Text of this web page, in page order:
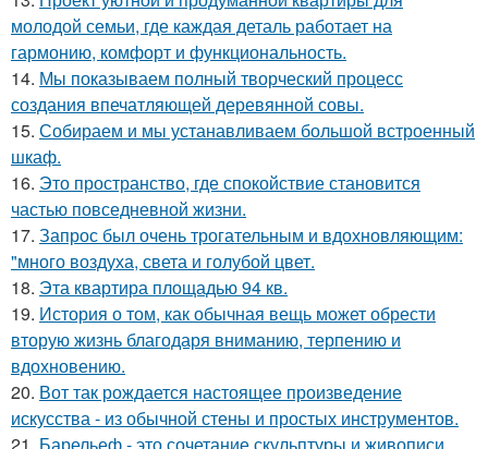
молодой семьи, где каждая деталь работает на
гармонию, комфорт и функциональность.
14. Мы показываем полный творческий процесс
создания впечатляющей деревянной совы.
15. Собираем и мы устанавливаем большой встроенный
шкаф.
16. Это пространство, где спокойствие становится
частью повседневной жизни.
17. Запрос был очень трогательным и вдохновляющим:
"много воздуха, света и голубой цвет.
18. Эта квартира площадью 94 кв.
19. История о том, как обычная вещь может обрести
вторую жизнь благодаря вниманию, терпению и
вдохновению.
20. Вот так рождается настоящее произведение
искусства - из обычной стены и простых инструментов.
21. Барельеф - это сочетание скульптуры и живописи.